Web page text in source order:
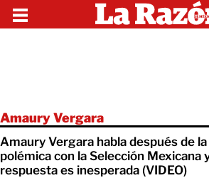
Amaury Vergara
Amaury Vergara habla después de la
polémica con la Selección Mexicana
respuesta es inesperada (VIDEO)